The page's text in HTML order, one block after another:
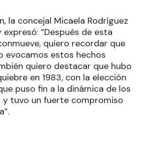
la concejal Micaela Rodríguez
“Después de esta
quiero recordar que
evocamos estos hechos
quiero destacar que hubo
en 1983, con la elección
puso fin a la dinámica de los
y tuvo un fuerte compromiso